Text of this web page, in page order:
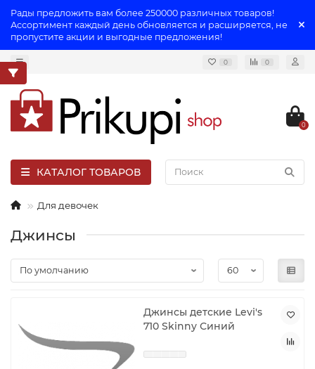
Рады предложить вам более 250000 различных товаров!
Ассортимент каждый день обновляется и расширяется, не
пропустите акции и выгодные предложения!
0 0
0
КАТАЛОГ ТОВАРОВ
Для девочек
Джинсы
Джинсы детские Levi's
710 Skinny Синий